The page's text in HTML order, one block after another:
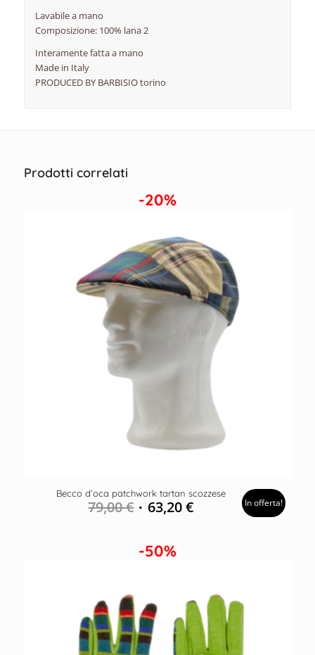
Lavabile a mano
Composizione: 100% lana 2
Interamente fatta a mano
Made in Italy
PRODUCED BY BARBISIO torino
Prodotti correlati
-20%
Becco d’oca patchwork tartan scozzese
79,00€ 63,20€ In offerta!
-50%